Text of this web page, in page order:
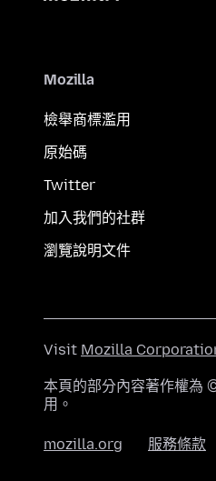
Mozilla
檢舉商標濫用
原始碼
Twitter
加入我們的社群
瀏覽說明文件
Visit Mozilla
本頁的部分內容著作權為
用。
mozilla.org 服務條款